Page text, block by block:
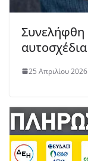
Συνελήφθη
25 Απριλίου 2026